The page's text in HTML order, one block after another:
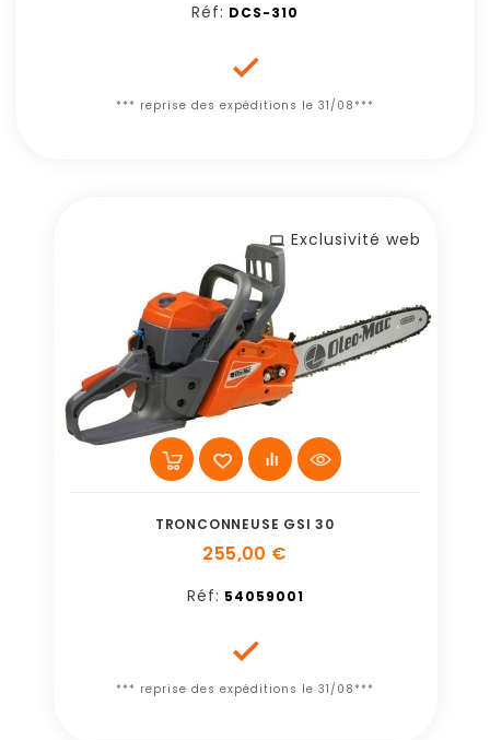
Réf: DCS-310

*** reprise des expéditions le 31/08***
Exclusivité web
TRONCONNEUSE GSI 30
255,00 €
Réf: 54059001

*** reprise des expéditions le 31/08***